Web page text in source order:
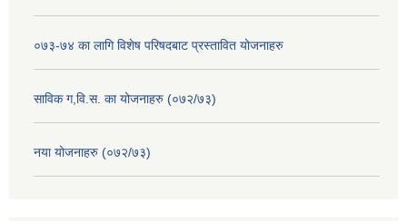
०७३-७४ का लागि विशेष परिषदबाट प्रस्तावित योजनाहरु
साविक ग,वि.स. का योजनाहरु (०७२/७३)
नया योजनाहरु (०७२/७३)